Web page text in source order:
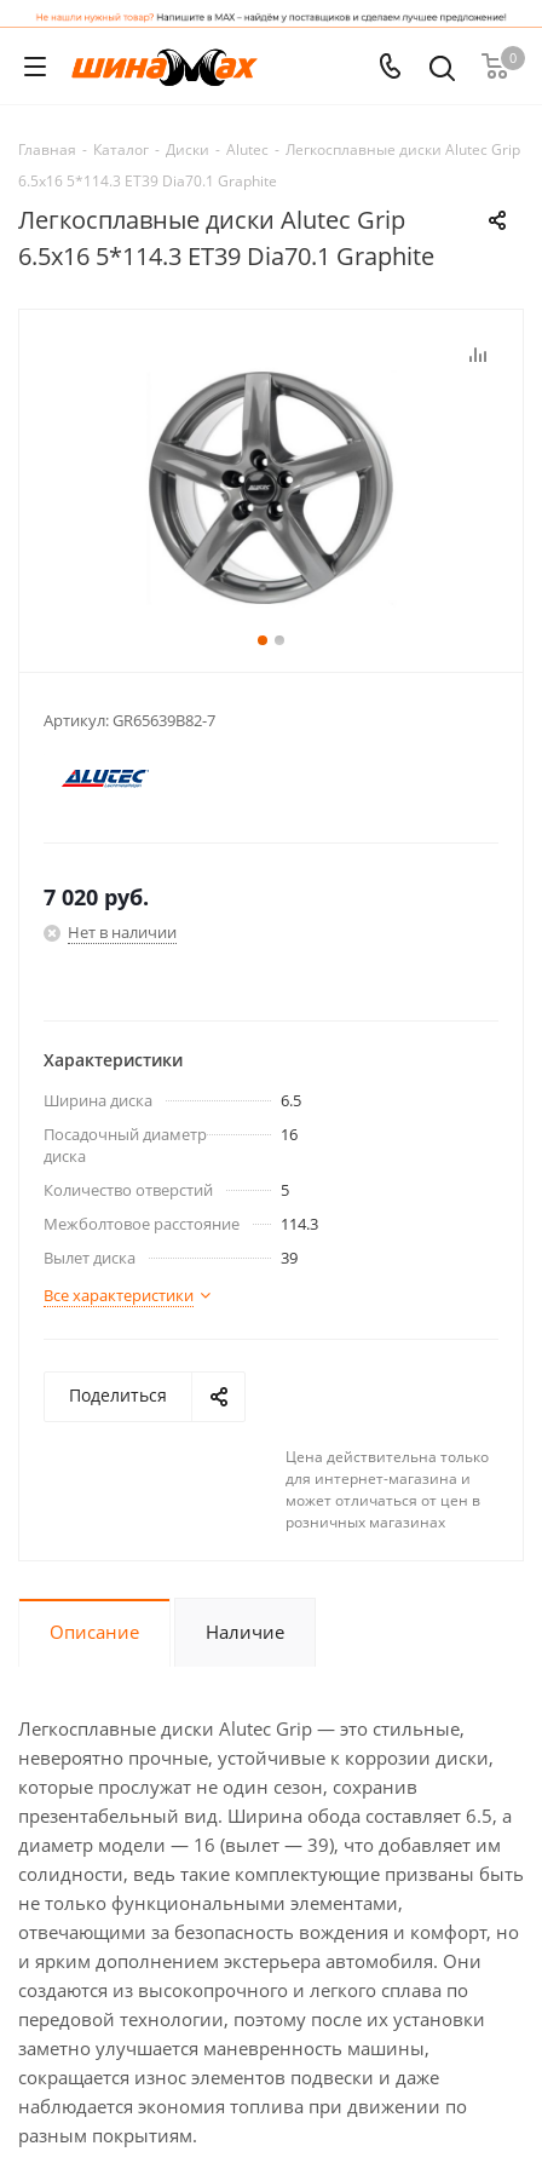
0
Главная - Каталог - Диски - Alutec - Легкосплавные диски Alutec Grip
6.5x16 5*114.3 ET39 Dia70.1 Graphite
Легкосплавные диски Alutec Grip
6.5x16 5*114.3 ET39 Dia70.1 Graphite
Артикул:GR65639B82-7
7 020 руб.
Нет в наличии
Характеристики
Ширина диска
6.5
Посадочный диаметр
диска
16
Количество отверстий
5
Межболтовое расстояние
114.3
Вылет диска
39
Все характеристики
Поделиться
Цена действительна только
для интернет-магазина и
может отличаться от цен в
розничных магазинах
Описание Наличие
Легкосплавные диски Alutec Grip — это стильные,
невероятно прочные, устойчивые к коррозии диски,
которые прослужат не один сезон, сохранив
презентабельный вид. Ширина обода составляет 6.5, а
диаметр модели — 16 (вылет — 39), что добавляет им
солидности, ведь такие комплектующие призваны быть
не только функциональными элементами,
отвечающими за безопасность вождения и комфорт, но
и ярким дополнением экстерьера автомобиля. Они
создаются из высокопрочного и легкого сплава по
передовой технологии, поэтому после их установки
заметно улучшается маневренность машины,
сокращается износ элементов подвески и даже
наблюдается экономия топлива при движении по
разным покрытиям.